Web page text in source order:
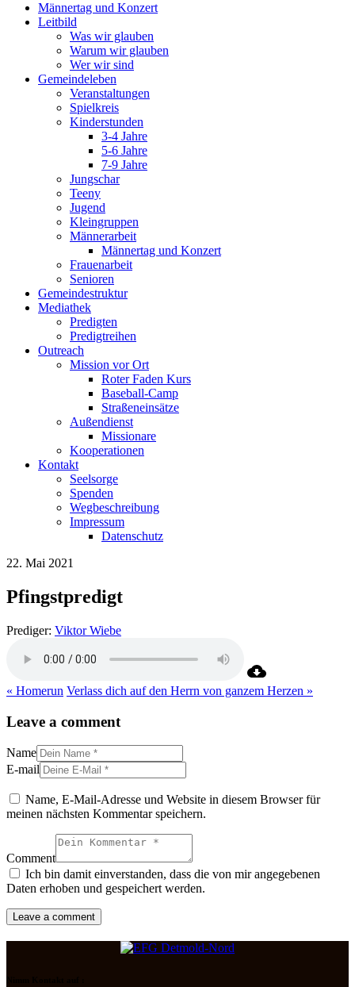
Männertag und Konzert
Leitbild
Was wir glauben
Warum wir glauben
Wer wir sind
Gemeindeleben
Veranstaltungen
Spielkreis
Kinderstunden
3-4 Jahre
5-6 Jahre
7-9 Jahre
Jungschar
Teeny
Jugend
Kleingruppen
Männerarbeit
Männertag und Konzert
Frauenarbeit
Senioren
Gemeindestruktur
Mediathek
Predigten
Predigtreihen
Outreach
Mission vor Ort
Roter Faden Kurs
Baseball-Camp
Straßeneinsätze
Außendienst
Missionare
Kooperationen
Kontakt
Seelsorge
Spenden
Wegbeschreibung
Impressum
Datenschutz
22. Mai 2021
Pfingstpredigt
Prediger: Viktor Wiebe
« Homerun Verlass dich auf den Herrn von ganzem Herzen »
Leave a comment
Name
E-mail
Name, E-Mail-Adresse und Website in diesem Browser für
meinen nächsten Kommentar speichern.
Comment
Ich bin damit einverstanden, dass die von mir angegebenen
Daten erhoben und gespeichert werden.